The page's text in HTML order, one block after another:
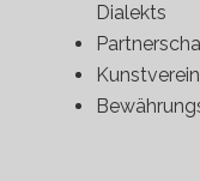
Dialekts